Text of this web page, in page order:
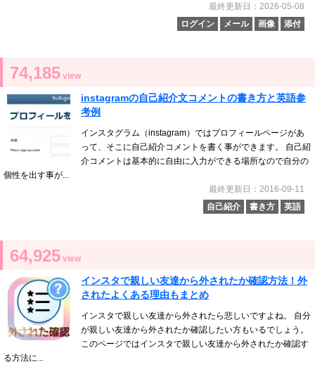
最終更新日：2026-05-08
ログイン
メール 画像 添付
74,185 view
instagramの自己紹介文コメントの書き方と英語参
考例
インスタグラム（instagram）ではプロフィールページがあ
って、そこに自己紹介コメントを書く事ができます。 自己紹
介コメントは基本的に自由に入力ができる場所なので自分の
個性を出す事が...
最終更新日：2016-09-11
自己紹介
書き方 英語
64,925 view
インスタで親しい友達から外されたか確認方法！外
されたよくある理由もまとめ
インスタで親しい友達から外されたら悲しいですよね。 自分
が親しい友達から外されたか確認したい方もいるでしょう。
このページではインスタで親しい友達から外されたか確認す
る方法に...